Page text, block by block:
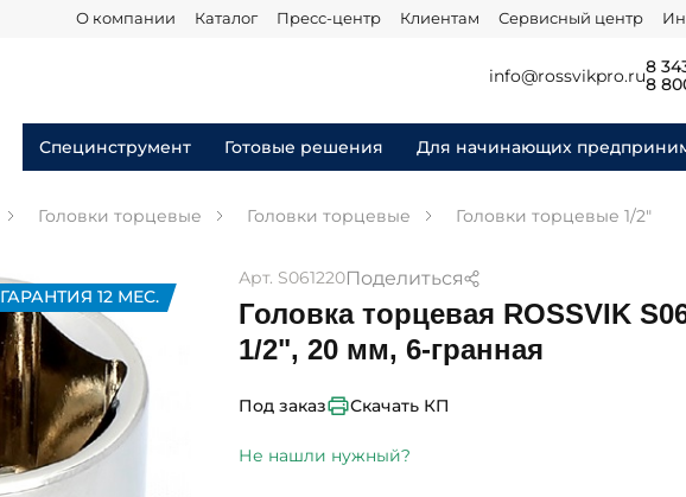
О компании Каталог Пресс-центр Клиентам Сервисный центр
info@rossvikpro.ru8
8
Специнструмент Готовые решения Для начинающих
Головки торцевые Головки торцевые Головки торцевые 1/2"
ГАРАНТИЯ 12 МЕС.
Арт. S061220Поделиться
Головка торцевая ROSSVIK
1/2", 20 мм, 6-гранная
Под заказ Скачать КП
Не нашли нужный?